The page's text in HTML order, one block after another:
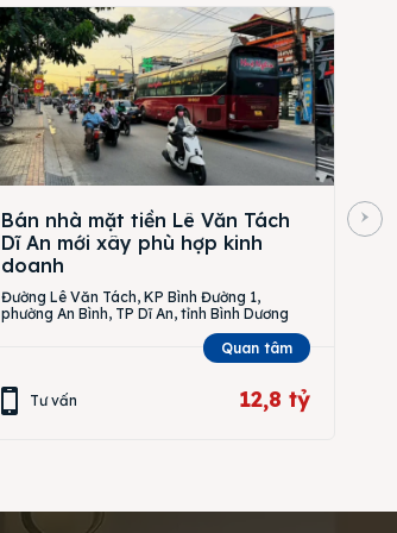
Bán nhà mặt tiền Lê Văn Tách
Dĩ An mới xây phù hợp kinh
doanh
Đường Lê Văn Tách, KP Bình Đường 1,
phường An Bình, TP Dĩ An, tỉnh Bình Dương
Quan tâm
Tư vấn 12,8 tỷ